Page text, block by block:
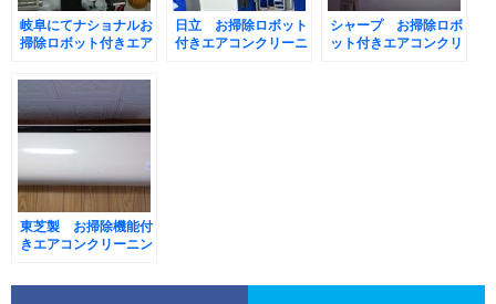
岐阜にてナショナルお
掃除ロボット付きエア
日立 お掃除ロボット
付きエアコンクリーニ
シャープ お掃除ロボ
ット付きエアコンクリ
東芝製 お掃除機能付
きエアコンクリーニン